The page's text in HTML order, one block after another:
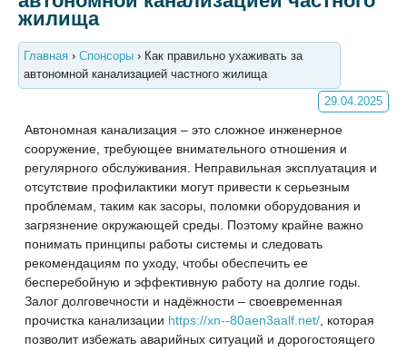
жилища
Главная › Спонсоры › Как правильно ухаживать за
автономной канализацией частного жилища
29.04.2025
Автономная канализация – это сложное инженерное
сооружение, требующее внимательного отношения и
регулярного обслуживания. Неправильная эксплуатация и
отсутствие профилактики могут привести к серьезным
проблемам, таким как засоры, поломки оборудования и
загрязнение окружающей среды. Поэтому крайне важно
понимать принципы работы системы и следовать
рекомендациям по уходу, чтобы обеспечить ее
бесперебойную и эффективную работу на долгие годы.
Залог долговечности и надёжности – своевременная
прочистка канализации https://xn--80aen3aalf.net/ , которая
позволит избежать аварийных ситуаций и дорогостоящего